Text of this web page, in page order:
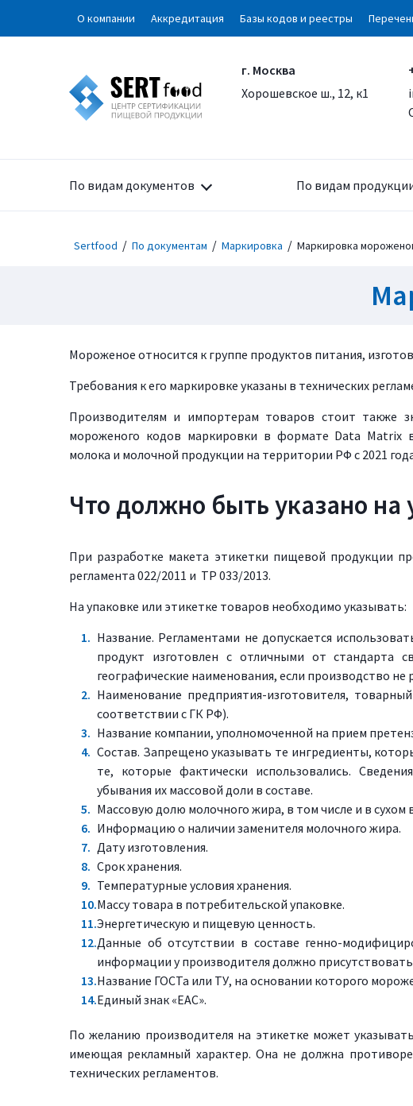
О компании Аккредитация Базы кодов и реестры
г. Москва
Хорошевское ш., 12, к1
По видам документов По видам
Sertfood / По документам / Маркировка / Маркировка
Мороженое относится к группе продуктов питания,
Требования к его маркировке указаны в технических
Производителям и импортерам товаров стоит также
мороженого кодов маркировки в формате Data Matrix
молока и молочной продукции на территории РФ с 2021
Что должно быть указано на
При разработке макета этикетки пищевой продукции
регламента 022/2011 и ТР 033/2013.
На упаковке или этикетке товаров необходимо указывать:
Название. Регламентами не допускается
продукт изготовлен с отличными от стандарта
географические наименования, если производство
Наименование предприятия-изготовителя,
соответствии с ГК РФ).
Название компании, уполномоченной на прием
Состав. Запрещено указывать те ингредиенты,
те, которые фактически использовались.
убывания их массовой доли в составе.
Массовую долю молочного жира, в том числе и в сухом
Информацию о наличии заменителя молочного жира.
Дату изготовления.
Срок хранения.
Температурные условия хранения.
Массу товара в потребительской упаковке.
Энергетическую и пищевую ценность.
Данные об отсутствии в составе генно-
информации у производителя должно
Название ГОСТа или ТУ, на основании которого
Единый знак «ЕАС».
По желанию производителя на этикетке может
имеющая рекламный характер. Она не должна
технических регламентов.